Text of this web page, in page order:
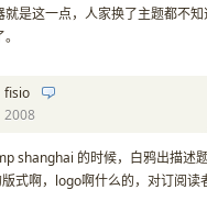
是这一点，人家换了主题都不
fisio
2008
shanghai 的时候，白鸦出描述
式啊，logo啊什么的，对订阅读